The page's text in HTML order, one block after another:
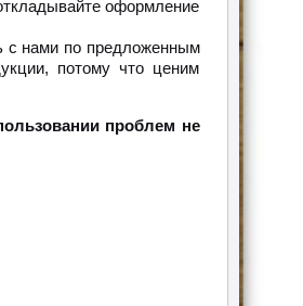
оформление
с нами по предложенным
потому что ценим
проблем не